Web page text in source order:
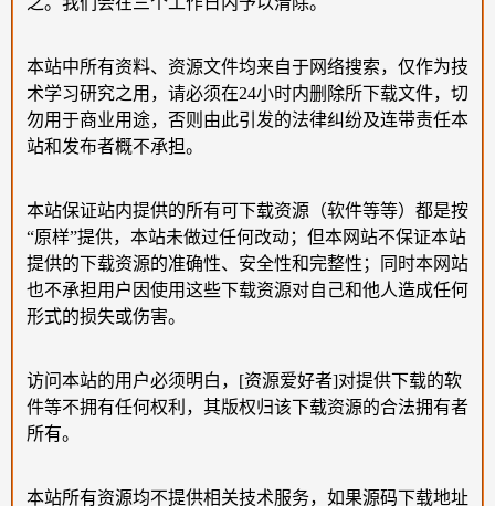
本站中所有资料、资源文件均来自于网络搜索，仅作为技
术学习研究之用，请必须在24小时内删除所下载文件，切
勿用于商业用途，否则由此引发的法律纠纷及连带责任本
站和发布者概不承担。
本站保证站内提供的所有可下载资源（软件等等）都是按
“原样”提供，本站未做过任何改动；但本网站不保证本站
提供的下载资源的准确性、安全性和完整性；同时本网站
也不承担用户因使用这些下载资源对自己和他人造成任何
形式的损失或伤害。
访问本站的用户必须明白，[资源爱好者]对提供下载的软
件等不拥有任何权利，其版权归该下载资源的合法拥有者
所有。
本站所有资源均不提供相关技术服务，如果源码下载地址